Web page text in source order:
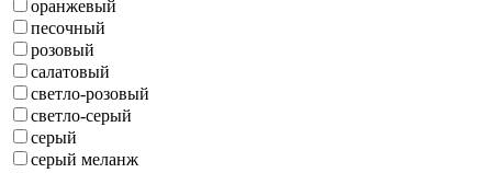
оранжевый
песочный
розовый
салатовый
светло-розовый
светло-серый
серый
серый меланж